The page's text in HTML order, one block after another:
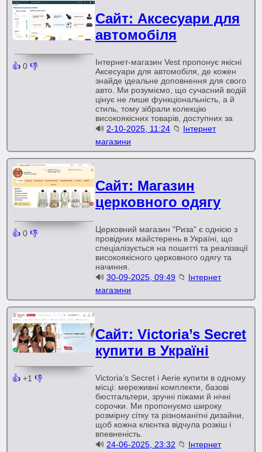
👍 0 👎
Сайт: Аксесуари для
автомобіля
Інтернет-магазин Vest пропонує якісні
Аксесуари для автомобіля, де кожен
знайде ідеальне доповнення для свого
авто. Ми розуміємо, що сучасний водій
цінує не лише функціональність, а й
стиль, тому зібрали колекцію
високоякісних товарів, доступних за
🔊 2-10-2025, 11:24 📁 Інтернет
магазини
👍 0 👎
Сайт: Магазин
церковного одягу
Церковний магазин "Риза" є однією з
провідних майстерень в Україні, що
спеціалізується на пошитті та реалізації
високоякісного церковного одягу та
начиння.
🔊30-09-2025, 09:49 📁 Інтернет
магазини
👍 +1 👎
Сайт: Victoria’s Secret
купити в Україні
Victoria’s Secret і Aerie купити в одному
місці: мереживні комплекти, базові
бюстгальтери, зручні піжами й нічні
сорочки. Ми пропонуємо широку
розмірну сітку та різноманітні дизайни,
щоб кожна клієнтка відчула розкіш і
впевненість.
🔊 24-06-2025, 23:32 📁 Інтернет